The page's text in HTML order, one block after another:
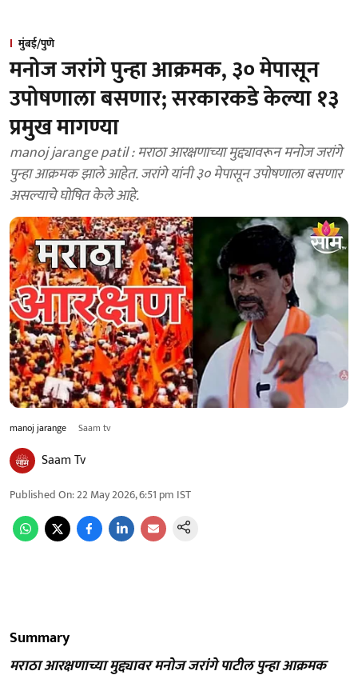
मुंबई/पुणे
मनोज जरांगे पुन्हा आक्रमक, ३० मेपासून
उपोषणाला बसणार; सरकारकडे केल्या १३
प्रमुख मागण्या
manoj jarange patil : मराठा आरक्षणाच्या मुद्द्यावरून मनोज जरांगे
पुन्हा आक्रमक झाले आहेत. जरांगे यांनी ३० मेपासून उपोषणाला बसणार
असल्याचे घोषित केले आहे.
manoj jarange Saam tv
Saam Tv
Published On:22 May 2026, 6:51 pm IST
Summary
मराठा आरक्षणाच्या मुद्द्यावर मनोज जरांगे पाटील पुन्हा आक्रमक